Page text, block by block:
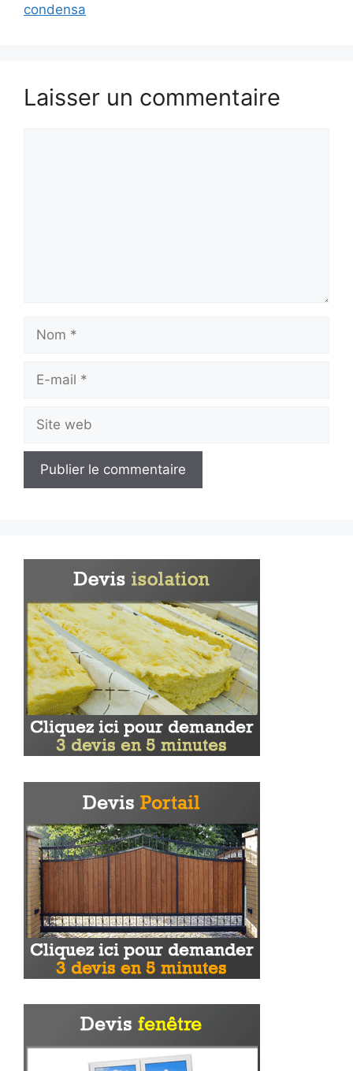
condensa
Laisser un commentaire
Nom
Site
web